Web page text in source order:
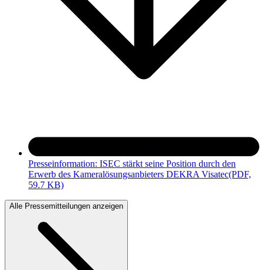
Presseinformation: ISEC stärkt seine Position durch den
Erwerb des Kameralösungsanbieters DEKRA Visatec(PDF,
59.7 KB)
Alle Pressemitteilungen anzeigen